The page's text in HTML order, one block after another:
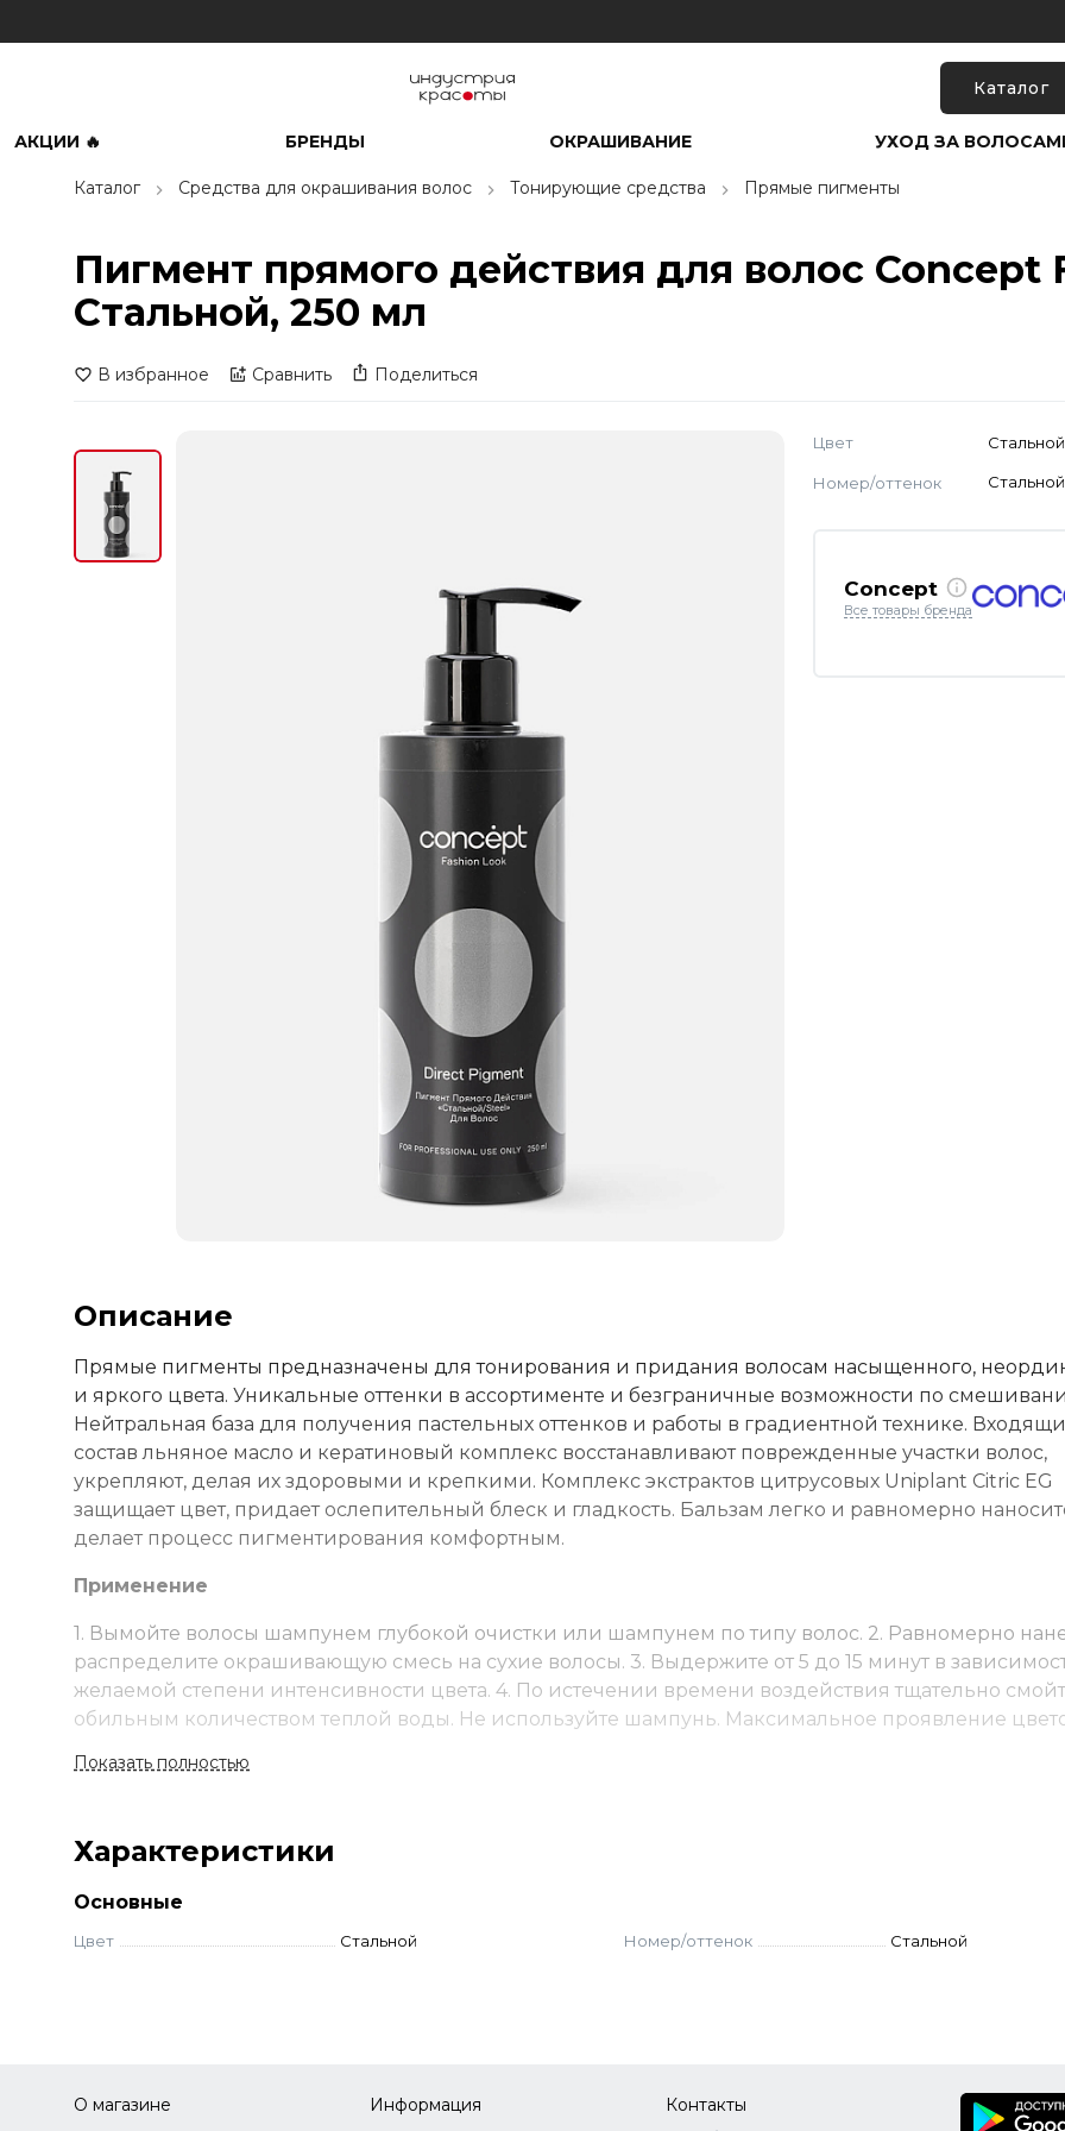
Каталог
АКЦИИ 🔥 БРЕНДЫ ОКРАШИВАНИЕ УХОД ЗА
Каталог Средства для окрашивания волос Тонирующие средства Прямые пигменты
Пигмент прямого действия для волос Concept
Стальной, 250 мл
В избранное Сравнить Поделиться
Цвет Стальной
Номер/оттенок Стальной
Concept
Все товары бренда
Описание
Прямые пигменты предназначены для тонирования и придания волосам насыщенного,
и яркого цвета. Уникальные оттенки в ассортименте и безграничные возможности по
Нейтральная база для получения пастельных оттенков и работы в градиентной технике.
состав льняное масло и кератиновый комплекс восстанавливают поврежденные участки волос,
укрепляют, делая их здоровыми и крепкими. Комплекс экстрактов цитрусовых Uniplant Citric EG
защищает цвет, придает ослепительный блеск и гладкость. Бальзам легко и равномерно
делает процесс пигментирования комфортным.
Применение
1. Вымойте волосы шампунем глубокой очистки или шампунем по типу волос. 2. Равномерно
распределите окрашивающую смесь на сухие волосы. 3. Выдержите от 5 до 15 минут в
желаемой степени интенсивности цвета. 4. По истечении времени воздействия тщательно
обильным количеством теплой воды. Не используйте шампунь. Максимальное проявление
выдержки и техники тонирования. Для сохранения цвета в дальнейшем рекомендуем
Показать полностью
Характеристики
Основные
Цвет Стальной Номер/оттенок Стальной
О магазине Информация Контакты